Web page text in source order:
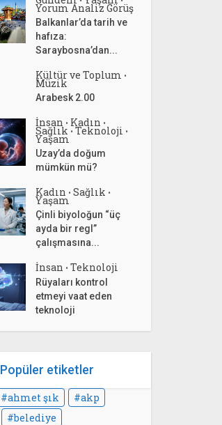
Yorum Analiz Görüş
Balkanlar’da tarih ve
hafıza:
Saraybosna’dan...
Kültür ve Toplum •
Müzik
Arabesk 2.00
İnsan • Kadın •
Sağlık • Teknoloji •
Yaşam
Uzay’da doğum
mümkün mü?
Kadın • Sağlık •
Yaşam
Çinli biyoloğun “üç
ayda bir regl”
çalışmasına...
İnsan • Teknoloji
Rüyaları kontrol
etmeyi vaat eden
teknoloji
Popüler etiketler
ahmet şık
akp
belediye